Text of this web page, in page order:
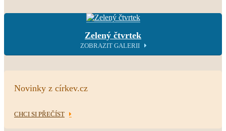
Zelený čtvrtek
ZOBRAZIT GALERII
Novinky z církev.cz
CHCI SI PŘEČÍST